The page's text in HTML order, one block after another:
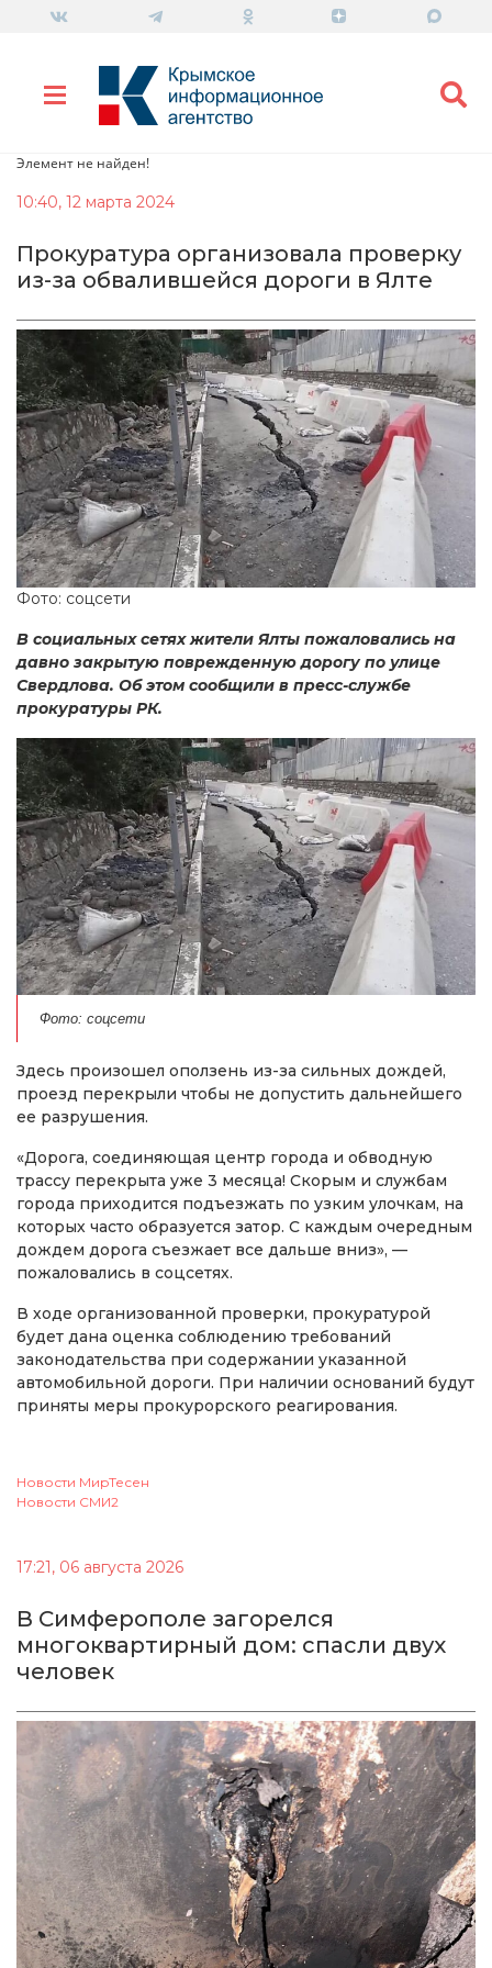
Элемент не найден!
10:40, 12 марта 2024
Прокуратура организовала проверку
из-за обвалившейся дороги в Ялте
Фото: соцсети
В социальных сетях жители Ялты пожаловались на
давно закрытую поврежденную дорогу по улице
Свердлова. Об этом сообщили в пресс-службе
прокуратуры РК.
Фото: соцсети
Здесь произошел оползень из-за сильных дождей,
проезд перекрыли чтобы не допустить дальнейшего
ее разрушения.
«Дорога, соединяющая центр города и обводную
трассу перекрыта уже 3 месяца! Скорым и службам
города приходится подъезжать по узким улочкам, на
которых часто образуется затор. С каждым очередным
дождем дорога съезжает все дальше вниз», —
пожаловались в соцсетях.
В ходе организованной проверки, прокуратурой
будет дана оценка соблюдению требований
законодательства при содержании указанной
автомобильной дороги. При наличии оснований будут
приняты меры прокурорского реагирования.
Новости МирТесен
Новости СМИ2
17:21, 06 августа 2026
В Симферополе загорелся
многоквартирный дом: спасли двух
человек